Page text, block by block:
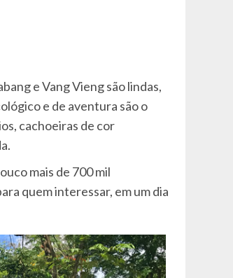
e Vang Vieng são lindas,
e de aventura são o
cachoeiras de cor
mais de 700 mil
quem interessar, em um dia